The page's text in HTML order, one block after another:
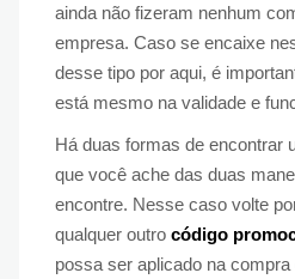
ainda não fizeram nenhum
empresa. Caso se encaixe
desse tipo por aqui, é
está mesmo na validade e
Há duas formas de encontrar
que você ache das duas
encontre. Nesse caso volte
qualquer outro código
possa ser aplicado na